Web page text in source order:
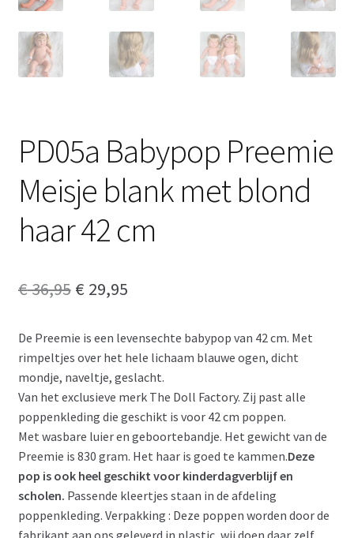
PD05a Babypop Preemie
Meisje blank met blond
haar 42 cm
€36,95 Oorspronkelijke
was:
€ 36,95.
€ 29,95Huidige
is:
€ 29,95.
De Preemie is een levensechte babypop van 42 cm. Met
rimpeltjes over het hele lichaam blauwe ogen, dicht
mondje, naveltje, geslacht.
Van het exclusieve merk The Doll Factory. Zij past alle
poppenkleding die geschikt is voor 42 cm poppen.
Met wasbare luier en geboortebandje. Het gewicht van de
Preemie is 830 gram. Het haar is goed te kammen.Deze
pop is ook heel geschikt voor kinderdagverblijf en
scholen. Passende kleertjes staan in de afdeling
poppenkleding. Verpakking : Deze poppen worden door de
fabrikant aan ons geleverd in plastic, wij doen daar zelf